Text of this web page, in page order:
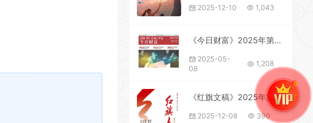
2025-12-10 1,043
《今日财富》2025年第5期全彩精校PDF杂志下载
2025-05-
08
1,208
《红旗文稿》2025年第22期全彩精校PDF杂志下载
2025-12-08 390